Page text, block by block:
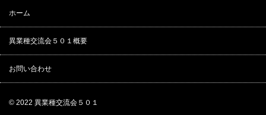
ホーム
異業種交流会５０１概要
お問い合わせ
© 2022 異業種交流会５０１